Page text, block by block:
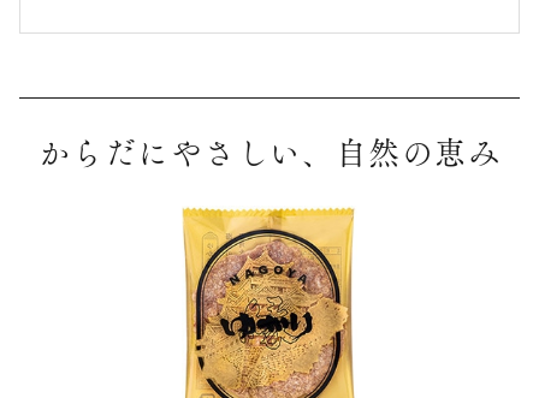
からだにやさしい、自然の恵み